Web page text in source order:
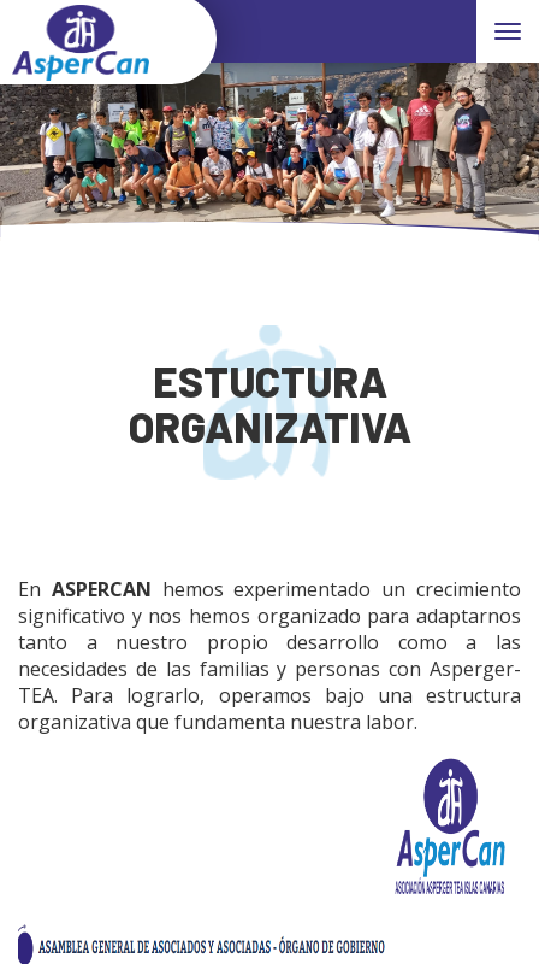
ESTUCTURA
ORGANIZATIVA
En ASPERCAN hemos experimentado un crecimiento
significativo y nos hemos organizado para adaptarnos
tanto a nuestro propio desarrollo como a las
necesidades de las familias y personas con Asperger-
TEA. Para lograrlo, operamos bajo una estructura
organizativa que fundamenta nuestra labor.